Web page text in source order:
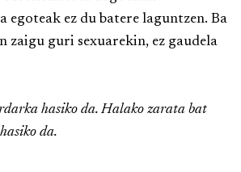
egoteak ez du batere laguntzen. Ba
zaigu guri sexuarekin, ez gaudela
hasiko da. Halako zarata bat
da.